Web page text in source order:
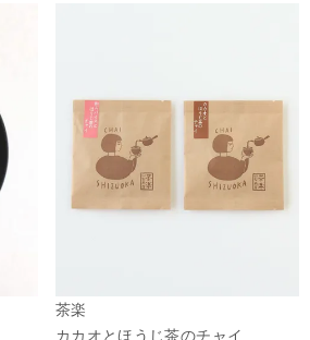
茶楽
カカオとほうじ茶のチャイ